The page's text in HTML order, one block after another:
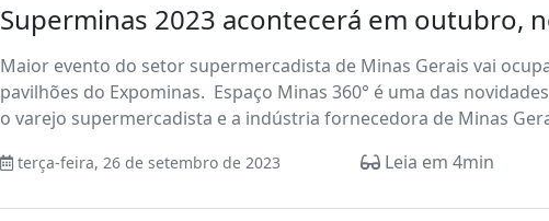
Superminas 2023 acontecerá em outubro,
Maior evento do setor supermercadista de Minas Gerais vai
pavilhões do Expominas. Espaço Minas 360° é uma das
o varejo supermercadista e a indústria fornecedora de Minas
terça-feira, 26 de setembro de 2023 Leia em 4min